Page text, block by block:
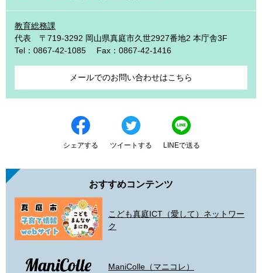
教育総務課
代表 〒719-3292 岡山県真庭市久世2927番地2 本庁舎3F
Tel：0867-42-1085
Fax：0867-42-1416
メールでのお問い合わせはこちら
シェアする ツイートする LINEで送る
おすすめコンテンツ
こども真庭ICT（愛して）ネットワー
ク
ManiColle（マニコレ）